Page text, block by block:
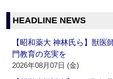
HEADLINE NEWS
【昭和薬大 神林氏ら】獣医
門教育の充実を
2026年08月07日 (金)